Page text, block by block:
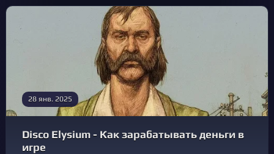
28 янв. 2025
Disco Elysium - Как зарабатывать деньги в
игре